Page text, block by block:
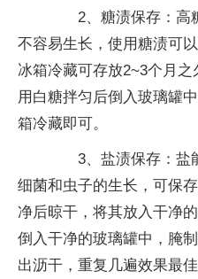
2、糖渍保存：高
不容易生长，使用糖渍可
冰箱冷藏可存放2~3个月
用白糖拌匀后倒入玻璃罐
箱冷藏即可。
3、盐渍保存：盐
细菌和虫子的生长，可保
净后晾干，将其放入干净
倒入干净的玻璃罐中，腌
出沥干，重复几遍效果最佳